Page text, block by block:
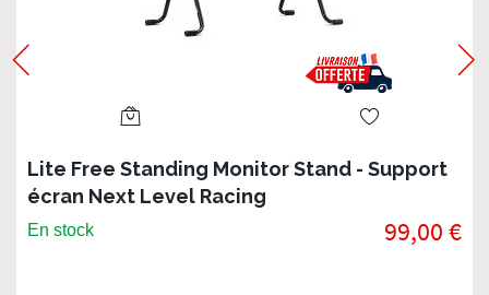
Lite Free Standing Monitor Stand - Support
écran Next Level Racing
En stock 99,00 €